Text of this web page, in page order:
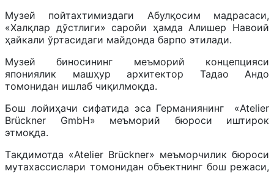
Музей пойтахтимиздаги Абулқосим мадрасаси,
«Халқлар дўстлиги» саройи ҳамда Алишер Навоий
ҳайкали ўртасидаги майдонда барпо этилади.
Mузей биносининг меъморий концепцияси
япониялик машҳур архитектор Taдао Андо
томонидан ишлаб чиқилмоқда.
Бош лойиҳачи сифатида эса Германиянинг «Atelier
Brückner GmbH» меъморий бюроси иштирок
этмоқда.
Tақдимотда «Atelier Brückner» меъморчилик бюроси
мутахассислари томонидан объектнинг бош режаси,